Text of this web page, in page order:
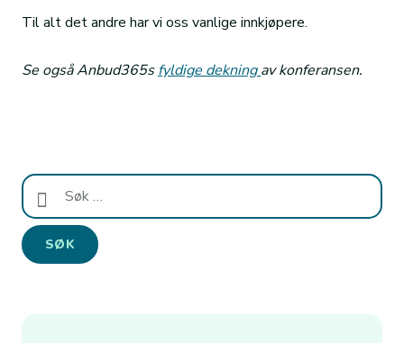
Til alt det andre har vi oss vanlige innkjøpere.
Se også Anbud365sfyldige dekningav konferansen.
Søk
etter: